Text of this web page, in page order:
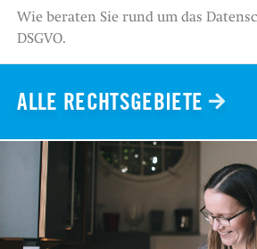
Wie beraten Sie rund um das
DSGVO.
ALLE RECHTSGEBIETE